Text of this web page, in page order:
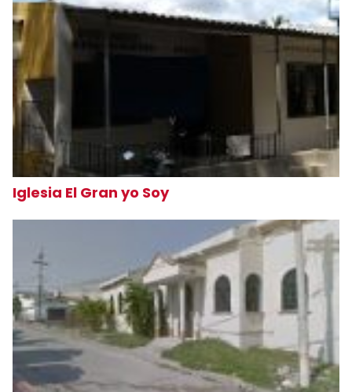
Iglesia El Gran yo Soy